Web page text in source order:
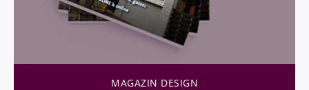
MAGAZIN DESIGN